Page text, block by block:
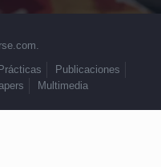
Publicaciones
Multimedia